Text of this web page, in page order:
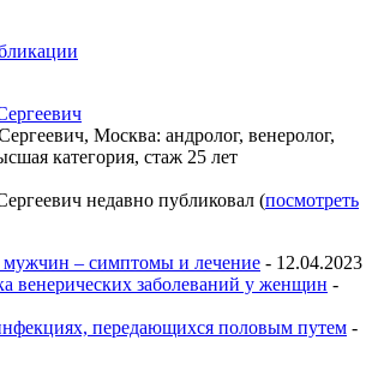
Москва: андролог, венеролог,
категория, стаж 25 лет
недавно публиковал (посмотреть
– симптомы и лечение - 12.04.2023
венерических заболеваний у женщин -
передающихся половым путем -